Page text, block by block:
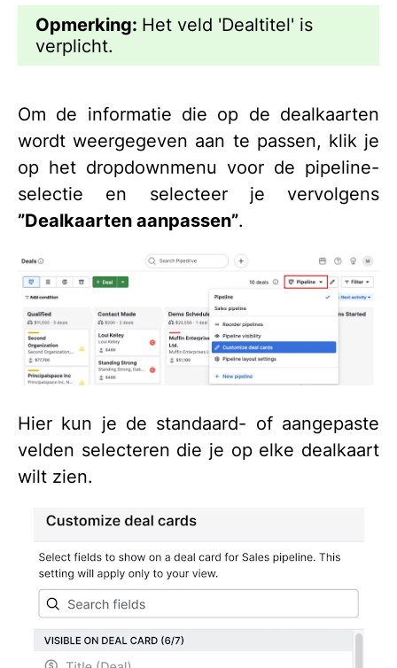
Opmerking: Het veld 'Dealtitel' is
verplicht.
Om de informatie die op de dealkaarten
wordt weergegeven aan te passen, klik je
op het dropdownmenu voor de pipeline-
selectie en selecteer je vervolgens
”Dealkaarten aanpassen”.
Hier kun je de standaard- of aangepaste
velden selecteren die je op elke dealkaart
wilt zien.